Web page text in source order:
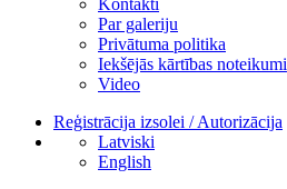
Kontakti
Par galeriju
Privātuma politika
Iekšējās kārtības noteikumi
Video
Reģistrācija izsolei / Autorizācija
Latviski
English